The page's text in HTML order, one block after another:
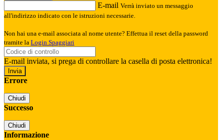
E-mail Verrà inviato un messaggio
all'indirizzo indicato con le istruzioni necessarie.
Non hai una e-mail associata al nome utente? Effettua il reset della password
tramite la Login Spaggiari
E-mail inviata, si prega di controllare la casella di posta elettronica!
Errore
Chiudi
Successo
Chiudi
Informazione